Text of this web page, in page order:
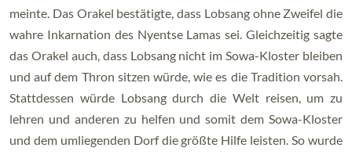
meinte. Das Orakel bestätigte, dass Lobsang ohne Zweifel die
wahre Inkarnation des Nyentse Lamas sei. Gleichzeitig sagte
das Orakel auch, dass Lobsang nicht im Sowa-Kloster bleiben
und auf dem Thron sitzen würde, wie es die Tradition vorsah.
Stattdessen würde Lobsang durch die Welt reisen, um zu
lehren und anderen zu helfen und somit dem Sowa-Kloster
und dem umliegenden Dorf die größte Hilfe leisten. So wurde